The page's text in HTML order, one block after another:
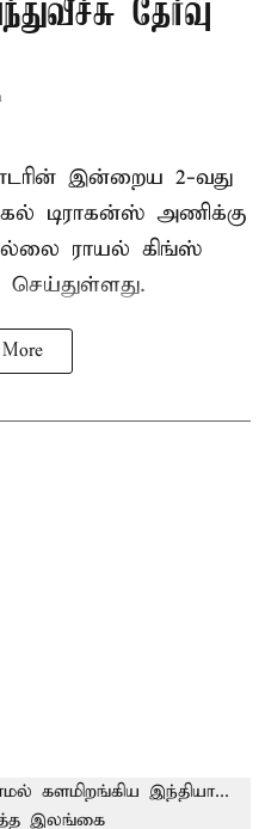
தேர்வு
இன்றைய 2-வது
டிராகன்ஸ் அணிக்கு
ராயல் கிங்ஸ்